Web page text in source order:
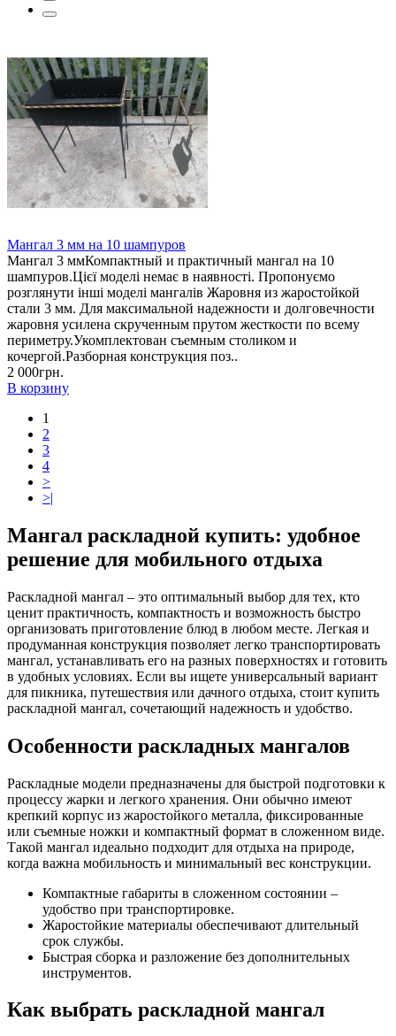
Мангал 3 мм на 10 шампуров
Мангал 3 ммКомпактный и практичный мангал на 10
шампуров.Цієї моделі немає в наявності. Пропонуємо
розглянути інші моделі мангалів Жаровня из жаростойкой
стали 3 мм. Для максимальной надежности и долговечности
жаровня усилена скрученным прутом жесткости по всему
периметру.Укомплектован съемным столиком и
кочергой.Разборная конструкция поз..
2 000грн.
В корзину
1
2
3
4
>
>|
Мангал раскладной купить: удобное
решение для мобильного отдыха
Раскладной мангал – это оптимальный выбор для тех, кто
ценит практичность, компактность и возможность быстро
организовать приготовление блюд в любом месте. Легкая и
продуманная конструкция позволяет легко транспортировать
мангал, устанавливать его на разных поверхностях и готовить
в удобных условиях. Если вы ищете универсальный вариант
для пикника, путешествия или дачного отдыха, стоит купить
раскладной мангал, сочетающий надежность и удобство.
Особенности раскладных мангалов
Раскладные модели предназначены для быстрой подготовки к
процессу жарки и легкого хранения. Они обычно имеют
крепкий корпус из жаростойкого металла, фиксированные
или съемные ножки и компактный формат в сложенном виде.
Такой мангал идеально подходит для отдыха на природе,
когда важна мобильность и минимальный вес конструкции.
Компактные габариты в сложенном состоянии –
удобство при транспортировке.
Жаростойкие материалы обеспечивают длительный
срок службы.
Быстрая сборка и разложение без дополнительных
инструментов.
Как выбрать раскладной мангал